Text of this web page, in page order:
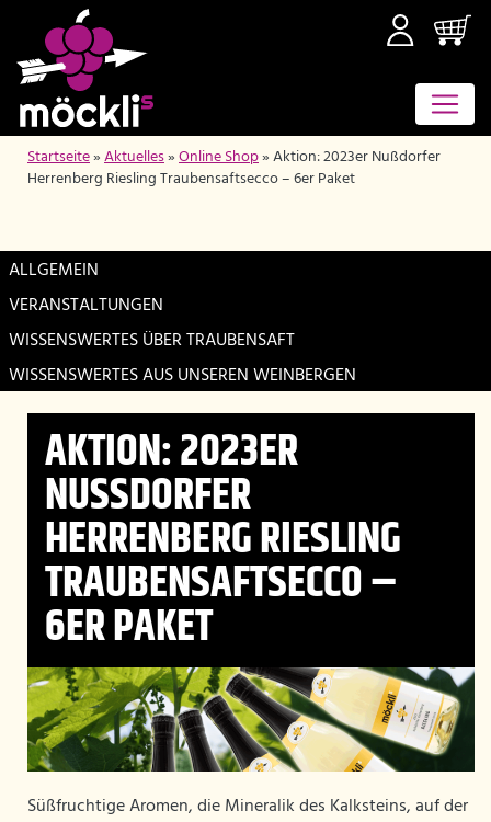
Startseite»Aktuelles»Online Shop»Aktion: 2023er Nußdorfer
Herrenberg Riesling Traubensaftsecco – 6er Paket
ALLGEMEIN
VERANSTALTUNGEN
WISSENSWERTES ÜBER TRAUBENSAFT
WISSENSWERTES AUS UNSEREN WEINBERGEN
AKTION: 2023ER
NUSSDORFER H
ERRENBERG RIESLING T
RAUBENSAFTSECCO – 6
ER PAKET
Süßfruchtige Aromen, die Mineralik des Kalksteins, auf der